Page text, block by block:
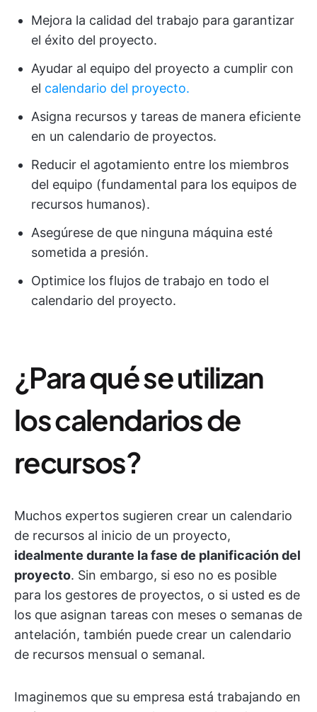
Mejora la calidad del trabajo para garantizar
el éxito del proyecto.
Ayudar al equipo del proyecto a cumplir con
el calendario del proyecto.
Asigna recursos y tareas de manera eficiente
en un calendario de proyectos.
Reducir el agotamiento entre los miembros
del equipo (fundamental para los equipos de
recursos humanos).
Asegúrese de que ninguna máquina esté
sometida a presión.
Optimice los flujos de trabajo en todo el
calendario del proyecto.
¿Para qué se utilizan
los calendarios de
recursos?
Muchos expertos sugieren crear un calendario
de recursos al inicio de un proyecto,
idealmente durante la fase de planificación del
proyecto. Sin embargo, si eso no es posible
para los gestores de proyectos, o si usted es de
los que asignan tareas con meses o semanas de
antelación, también puede crear un calendario
de recursos mensual o semanal.
Imaginemos que su empresa está trabajando en